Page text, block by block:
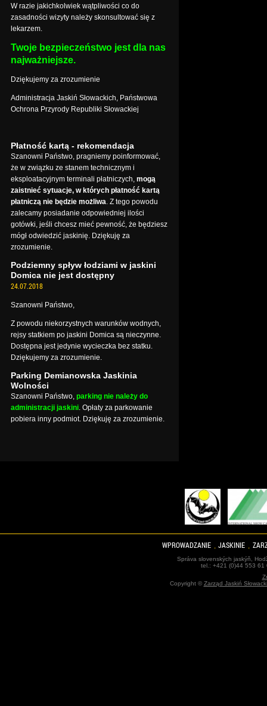
W razie jakichkolwiek wątpliwości co do
zasadności wizyty należy skonsultować się z
lekarzem.
Twoje bezpieczeństwo jest dla nas
najważniejsze.
Dziękujemy za zrozumienie
Administracja Jaskiń Słowackich, Państwowa
Ochrona Przyrody Republiki Słowackiej
Płatność kartą - rekomendacja
Szanowni Państwo, pragniemy poinformować,
że w związku ze stanem technicznym i
eksploatacyjnym terminali płatniczych, mogą
zaistnieć sytuacje, w których płatność kartą
płatniczą nie będzie możliwa. Z tego powodu
zalecamy posiadanie odpowiedniej ilości
gotówki, jeśli chcesz mieć pewność, że będziesz
mógł odwiedzić jaskinię. Dziękuję za
zrozumienie.
Podziemny spływ łodziami w jaskini
Domica nie jest dostępny
24.07.2018
Szanowni Państwo,
Z powodu niekorzystnych warunków wodnych,
rejsy statkiem po jaskini Domica są nieczynne.
Dostępna jest jedynie wycieczka bez statku.
Dziękujemy za zrozumienie.
Parking Demianowska Jaskinia
Wolności
Szanowni Państwo, parking nie należy do
administracji jaskini. Opłaty za parkowanie
pobiera inny podmiot. Dziękuję za zrozumienie.
WPROWADZANIE JASKINIE
Správa slovenských jaskýň,
tel.: +421 (0)44 553
Copyright ©Zarząd Jaskiń